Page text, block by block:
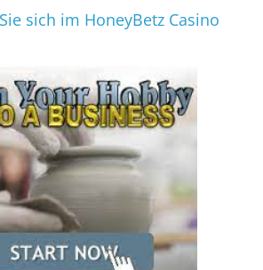
sich im HoneyBetz Casino